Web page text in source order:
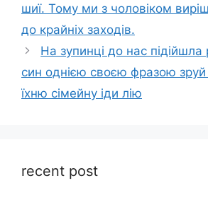
шиї. Тому ми з чоловіком
до крайніх заходів.
На зупинці до нас
син однією своєю фразою
їхню сімейну іди лію
recent post